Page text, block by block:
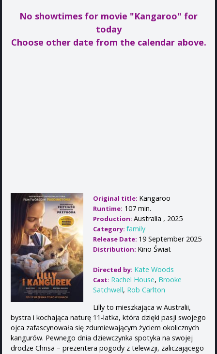
No showtimes for movie "Kangaroo" for
today
Choose other date from the calendar above.
Original title: Kangaroo
Runtime: 107 min.
Production: Australia , 2025
Category: family
Release Date: 19 September 2025
Distribution: Kino Świat
Directed by: Kate Woods
Cast: Rachel House, Brooke
Satchwell, Rob Carlton
Lilly to mieszkająca w Australii,
bystra i kochająca naturę 11-latka, która dzięki pasji swojego
ojca zafascynowała się zdumiewającym życiem okolicznych
kangurów. Pewnego dnia dziewczynka spotyka na swojej
drodze Chrisa – prezentera pogody z telewizji, zaliczającego